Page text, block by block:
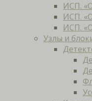
ИСП.
ИСП.
ИСП.
Узлы и